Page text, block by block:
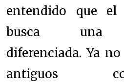
entendido que el
busca una
diferenciada. Ya
antiguos